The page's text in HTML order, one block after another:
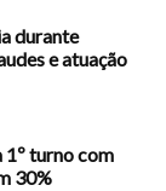
durante
e atuação
1º turno com
30%